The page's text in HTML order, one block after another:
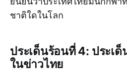
ชาติใดในโลก
ประเด็นร้อนที่ 4: ประเ
ในข่าวไทย